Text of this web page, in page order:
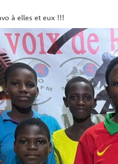
à elles et eux !!!